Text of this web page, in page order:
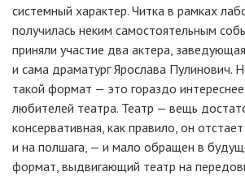
системный характер. Читка в рамках
получилась неким самостоятельным
приняли участие два актера,
и сама драматург Ярослава Пулинович.
такой формат — это гораздо
любителей театра. Театр — вещь
консервативная, как правило, он
и на полшага, — и мало обращен в
формат, выдвигающий театр на